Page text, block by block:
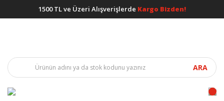
1500 TL ve Üzeri Alışverişlerde Kargo Bizden!
ARA